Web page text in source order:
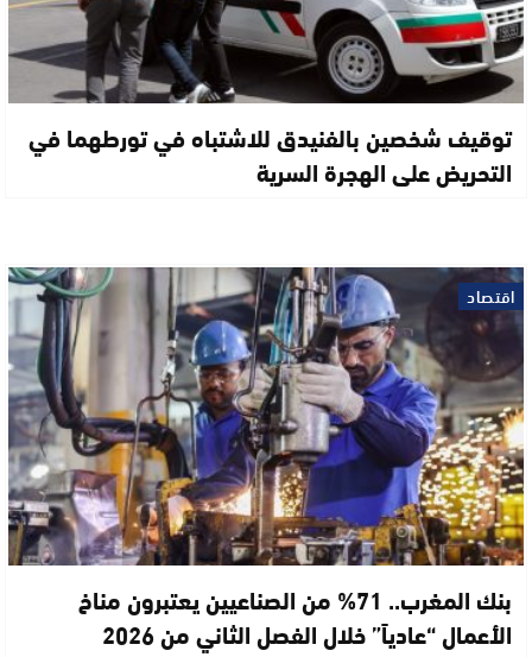
توقيف شخصين بالفنيدق للاشتباه في تورطهما في
التحريض على الهجرة السرية
اقتصاد
بنك المغرب.. 71% من الصناعيين يعتبرون مناخ
الأعمال “عادياً” خلال الفصل الثاني من 2026